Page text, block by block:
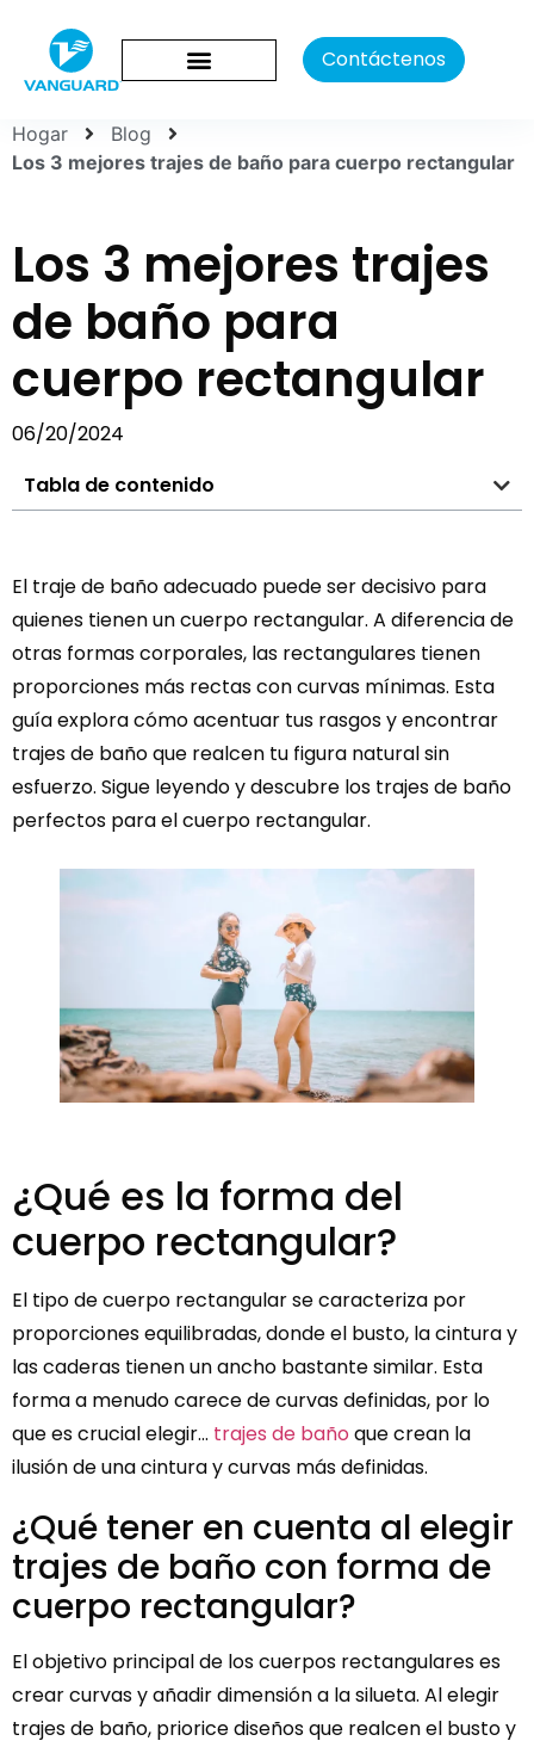
Contáctenos
Hogar
Blog
Los 3 mejores trajes de baño para cuerpo rectangular
Los 3 mejores trajes
de baño para
cuerpo rectangular
06/20/2024
Tabla de contenido
El traje de baño adecuado puede ser decisivo para
quienes tienen un cuerpo rectangular. A diferencia de
otras formas corporales, las rectangulares tienen
proporciones más rectas con curvas mínimas. Esta
guía explora cómo acentuar tus rasgos y encontrar
trajes de baño que realcen tu figura natural sin
esfuerzo. Sigue leyendo y descubre los trajes de baño
perfectos para el cuerpo rectangular.
¿Qué es la forma del
cuerpo rectangular?
El tipo de cuerpo rectangular se caracteriza por
proporciones equilibradas, donde el busto, la cintura y
las caderas tienen un ancho bastante similar. Esta
forma a menudo carece de curvas definidas, por lo
que es crucial elegir... trajes de baño que crean la
ilusión de una cintura y curvas más definidas.
¿Qué tener en cuenta al elegir
trajes de baño con forma de
cuerpo rectangular?
El objetivo principal de los cuerpos rectangulares es
crear curvas y añadir dimensión a la silueta. Al elegir
trajes de baño, priorice diseños que realcen el busto y